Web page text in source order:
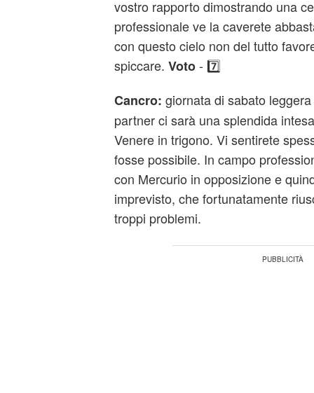
vostro rapporto dimostrando una
professionale ve la caverete
con questo cielo non del tutto
spiccare. Voto- 7️⃣
Cancro: giornata di sabato
partner ci sarà una splendida
Venere in trigono. Vi sentirete
fosse possibile. In campo
con Mercurio in opposizione e
imprevisto, che fortunatamente
troppi problemi.